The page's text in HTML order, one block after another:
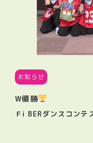
お知らせ
W優勝
Ｆi BERダンスコ